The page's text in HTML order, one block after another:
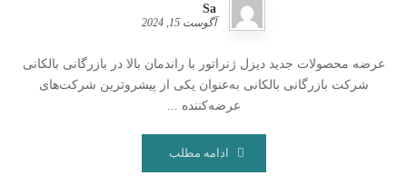
Sa
آگوست 15, 2024
عرضه محصولات جدید دیزل ژنراتور با راندمان بالا در بازرگانی بالکانی
شرکت بازرگانی بالکانی به‌عنوان یکی از پیشروترین شرکت‌های
عرضه‌کننده ...
ادامه مطلب